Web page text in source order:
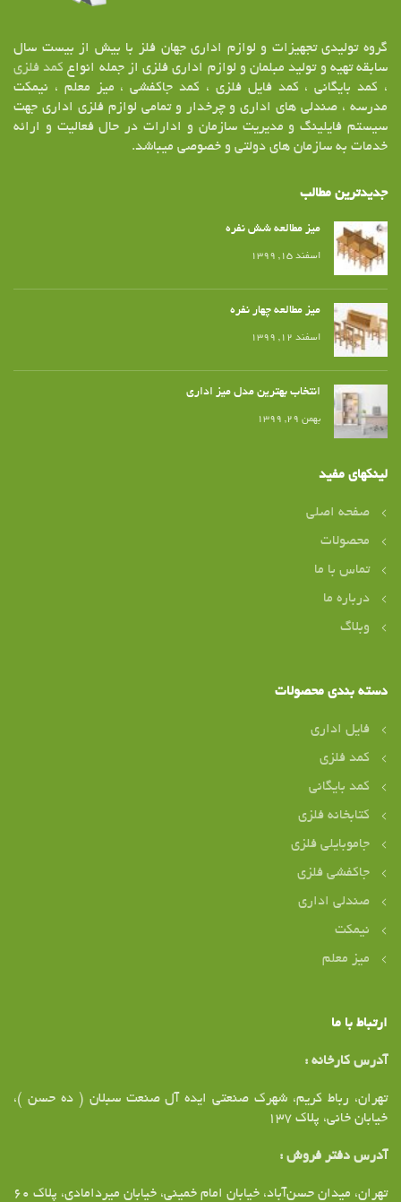
گروه تولیدی تجهیزات و لوازم اداری جهان فلز با بیش از بیست سال
سابقه تهیه و تولید مبلمان و لوازم اداری فلزی از جمله انواع کمد فلزی
، کمد بایگانی ، کمد فایل فلزی ، کمد جاکفشی ، میز معلم ، نیمکت
مدرسه ، صندلی های اداری و چرخدار و تمامی لوازم فلزی اداری جهت
سیستم فایلینگ و مدیریت سازمان و ادارات در حال فعالیت و ارائه
خدمات به سازمان های دولتی و خصوصی میباشد.
جدیدترین مطالب
میز مطالعه شش نفره
اسفند ۱۵, ۱۳۹۹
میز مطالعه چهار نفره
اسفند ۱۲, ۱۳۹۹
انتخاب بهترین مدل میز اداری
بهمن ۲۹, ۱۳۹۹
لینکهای مفید
صفحه اصلی
محصولات
تماس با ما
درباره ما
وبلاگ
دسته بندی محصولات
فایل اداری
کمد فلزی
کمد بایگانی
کتابخانه فلزی
جاموبایلی فلزی
جاکفشی فلزی
صندلی اداری
نیمکت
میز معلم
ارتباط با ما
آدرس کارخانه :
تهران، رباط کریم، شهرک صنعتی ایده آل صنعت سبلان ( ده حسن )،
خیابان خانی، پلاک ۱37
آدرس دفتر فروش :
تهران،‌ میدان حسن‌آباد، خیابان امام خمینی، خیابان میردامادی، پلاک ۶۰